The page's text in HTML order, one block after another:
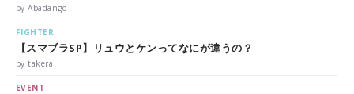
by Abadango
FIGHTER
【スマブラSP】リュウとケンってなにが違うの？
by takera
EVENT